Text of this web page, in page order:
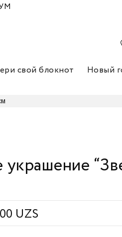
свой блокнот
Новый
украшение
UZS